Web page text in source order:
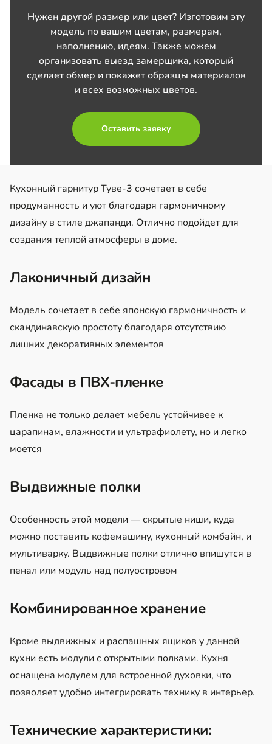
Нужен другой размер или цвет? Изготовим эту
модель по вашим цветам, размерам,
наполнению, идеям. Также можем
организовать выезд замерщика, который
сделает обмер и покажет образцы материалов
и всех возможных цветов.
Оставить заявку
Кухонный гарнитур Туве-3 сочетает в себе
продуманность и уют благодаря гармоничному
дизайну в стиле джапанди. Отлично подойдет для
создания теплой атмосферы в доме.
Лаконичный дизайн
Модель сочетает в себе японскую гармоничность и
скандинавскую простоту благодаря отсутствию
лишних декоративных элементов
Фасады в ПВХ-пленке
Пленка не только делает мебель устойчивее к
царапинам, влажности и ультрафиолету, но и легко
моется
Выдвижные полки
Особенность этой модели — скрытые ниши, куда
можно поставить кофемашину, кухонный комбайн, и
мультиварку. Выдвижные полки отлично впишутся в
пенал или модуль над полуостровом
Комбинированное хранение
Кроме выдвижных и распашных ящиков у данной
кухни есть модули с открытыми полками. Кухня
оснащена модулем для встроенной духовки, что
позволяет удобно интегрировать технику в интерьер.
Технические характеристики: